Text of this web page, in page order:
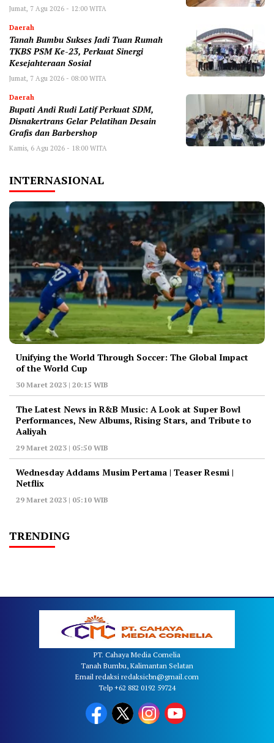
Jumat, 7 Agu 2026 - 12:00 WITA
Daerah
Tanah Bumbu Sukses Jadi Tuan Rumah
TKBS PSM Ke-23, Perkuat Sinergi
Kesejahteraan Sosial
Jumat, 7 Agu 2026 - 08:00 WITA
Daerah
Bupati Andi Rudi Latif Perkuat SDM,
Disnakertrans Gelar Pelatihan Desain
Grafis dan Barbershop
Kamis, 6 Agu 2026 - 18:00 WITA
INTERNASIONAL
Unifying the World Through Soccer: The Global Impact
of the World Cup
30 Maret 2023 | 20:15 WIB
The Latest News in R&B Music: A Look at Super Bowl
Performances, New Albums, Rising Stars, and Tribute to
Aaliyah
29 Maret 2023 | 05:50 WIB
Wednesday Addams Musim Pertama | Teaser Resmi |
Netflix
29 Maret 2023 | 05:10 WIB
TRENDING
PT. Cahaya Media Cornelia
Tanah Bumbu, Kalimantan Selatan
Email redaksi redaksicbn@gmail.com
Telp +62 882 0192 59724